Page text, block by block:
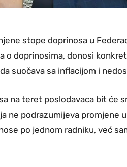
stope doprinosa u
o doprinosima, donosi
suočava sa inflacijom i
na teret poslodavaca bit će
ne podrazumijeva promjene
po jednom radniku, već